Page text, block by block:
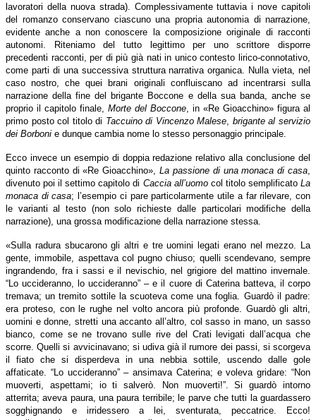
lavoratori della nuova strada). Complessivamente tuttavia i nove capitoli
del romanzo conservano ciascuno una propria autonomia di narrazione,
evidente anche a non conoscere la composizione originale di racconti
autonomi. Riteniamo del tutto legittimo per uno scrittore disporre
precedenti racconti, per di più già nati in unico contesto lirico-connotativo,
come parti di una successiva struttura narrativa organica. Nulla vieta, nel
caso nostro, che quei brani originali confluiscano ad incentrarsi sulla
narrazione della fine del brigante Boccone e della sua banda, anche se
proprio il capitolo finale, Morte del Boccone , in «Re Gioacchino» figura al
primo posto col titolo di Taccuino di Vincenzo Malese brigante al servizio
dei Borboni e dunque cambia nome lo stesso personaggio principale.
Ecco invece un esempio di doppia redazione relativo alla conclusione del
quinto racconto di «Re Gioacchino»,La passione di una monaca di casa
divenuto poi il settimo capitolo di Caccia all’uomocol titolo semplificatoLa
monaca di casa; l’esempio ci pare particolarmente utile a far rilevare, con
le varianti al testo (non solo richieste dalle particolari modifiche della
narrazione), una grossa modificazione della narrazione stessa.
«Sulla radura sbucarono gli altri e tre uomini legati erano nel mezzo. La
gente, immobile, aspettava col pugno chiuso; quelli scendevano, sempre
ingrandendo, fra i sassi e il nevischio, nel grigiore del mattino invernale.
“Lo uccideranno, lo uccideranno” – e il cuore di Caterina batteva, il corpo
tremava; un tremito sottile la scuoteva come una foglia. Guardò il padre:
era proteso, con le rughe nel volto ancora più profonde. Guardò gli altri,
uomini e donne, stretti una accanto all’altro, col sasso in mano, un sasso
bianco, come se ne trovano sulle rive del Crati levigati dall’acqua che
scorre. Quelli si avvicinavano; si udiva già il rumore dei passi, si scorgeva
il fiato che si disperdeva in una nebbia sottile, uscendo dalle gole
affaticate. “Lo uccideranno” – ansimava Caterina; e voleva gridare: “Non
muoverti, aspettami; io ti salverò. Non muoverti!”. Si guardò intorno
atterrita; aveva paura, una paura terribile; le parve che tutti la guardassero
sogghignando e irridessero a lei, sventurata, peccatrice. Ecco!